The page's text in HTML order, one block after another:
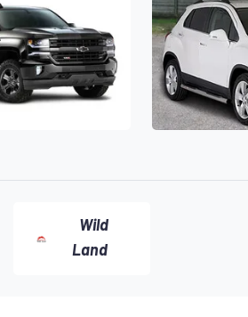
Wild
Land